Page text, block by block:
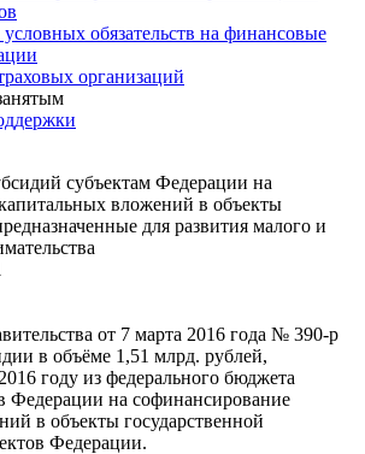
обязательств на финансовые
организаций
субъектам Федерации на
вложений в объекты
для развития малого и
от 7 марта 2016 года № 390-р
в объёме 1,51 млрд. рублей,
году из федерального бюджета
Федерации на софинансирование
в объекты государственной
Федерации.